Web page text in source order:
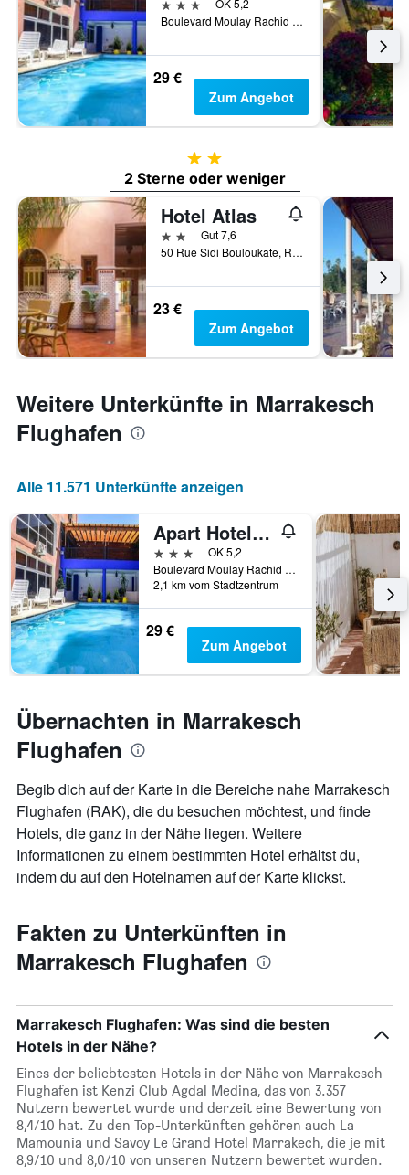
OK 5,2
Boulevard Moulay Rachid 9, Marrakesch, Marokko
29 €
Zum Angebot
2 Sterne
2 Sterne oder weniger
Hotel Atlas
2 SterneGut 7,6
50 Rue Sidi Bouloukate, Riad Zitoun Lakdim, Marrakesch, Marokko
23 €
Zum Angebot
Weitere Unterkünfte in Marrakesch
Flughafen
Alle 11.571 Unterkünfte anzeigen
Apart Hotel Larbi
3 Sterne
OK 5,2
Boulevard Moulay Rachid 9, Marrakesch, Marokko
2,1 km vom Stadtzentrum
29 €
Zum Angebot
Übernachten in Marrakesch
Flughafen
Begib dich auf der Karte in die Bereiche nahe Marrakesch
Flughafen (RAK), die du besuchen möchtest, und finde
Hotels, die ganz in der Nähe liegen. Weitere
Informationen zu einem bestimmten Hotel erhältst du,
indem du auf den Hotelnamen auf der Karte klickst.
Fakten zu Unterkünften in
Marrakesch Flughafen
Marrakesch Flughafen: Was sind die besten
Hotels in der Nähe?
Eines der beliebtesten Hotels in der Nähe von Marrakesch
Flughafen ist Kenzi Club Agdal Medina, das von 3.357
Nutzern bewertet wurde und derzeit eine Bewertung von
8,4/10 hat. Zu den Top-Unterkünften gehören auch La
Mamounia und Savoy Le Grand Hotel Marrakech, die je mit
8,9/10 und 8,0/10 von unseren Nutzern bewertet wurden.